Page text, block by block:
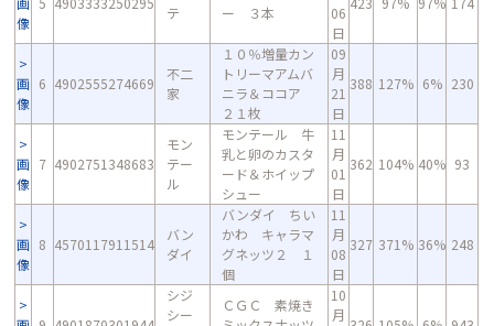
像
テ
ー ３本
06
日
画
像
6 4902555274669
不二
家
１０％増量カン
トリーマアムバ
ニラ＆ココア
２１枚
09
月
21
日
388 127% 6% 230
画
像
7 4902751348683
モン
テー
ル
モンテール 牛
乳と卵のカスタ
ード＆ホイップ
シュー
11
月
01
日
362 104% 40% 93
画
像
8 4570117911514
バン
ダイ
バンダイ ちい
かわ キャラマ
グネッツ２ １
個
11
月
08
日
327 371% 36% 248
シジ
シー
ＣＧＣ 素焼き
10
月